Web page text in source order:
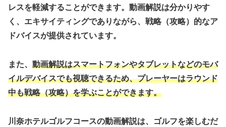
レスを軽減することができます。動画解説は分かりやす
く、エキサイティングでありながら、戦略（攻略）的なア
ドバイスが提供されています。
また、 動画解説はスマートフォンやタブレットなどのモバ
イルデバイスでも視聴できるため、プレーヤーはラウンド
中も戦略（攻略）を学ぶことができます。
川奈ホテルゴルフコースの動画解説は、ゴルフを楽しむだ